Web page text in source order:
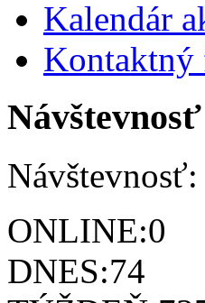
Kalendár
Kontaktný
Návštevnosť
Návštevnosť:
ONLINE:0
DNES:74